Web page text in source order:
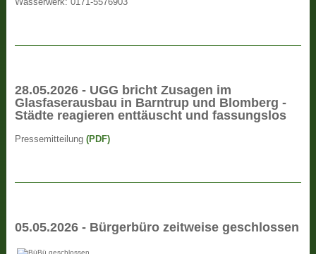
28.05.2026 - UGG bricht Zusagen im
Glasfaserausbau in Barntrup und Blomberg -
Städte reagieren enttäuscht und fassungslos
Pressemitteilung(PDF)
05.05.2026 - Bürgerbüro zeitweise geschlossen